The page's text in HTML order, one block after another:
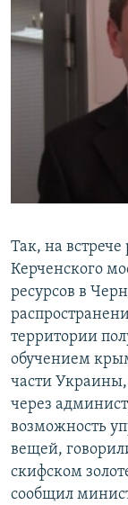
Так, на встрече
Керченского
ресурсов в
территории
обучением
части
через
возможность
вещей,
скифском
сообщил